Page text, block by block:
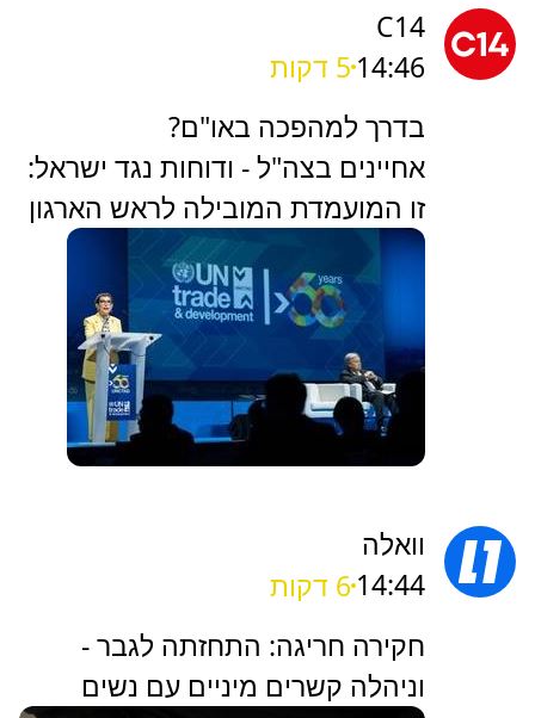
C14
14:46 5 דקות
בדרך למהפכה באו"ם?
אחיינים בצה"ל - ודוחות נגד ישראל:
זו המועמדת המובילה לראש הארגון
וואלה
14:44 6 דקות
חקירה חריגה: התחזתה לגבר -
וניהלה קשרים מיניים עם נשים